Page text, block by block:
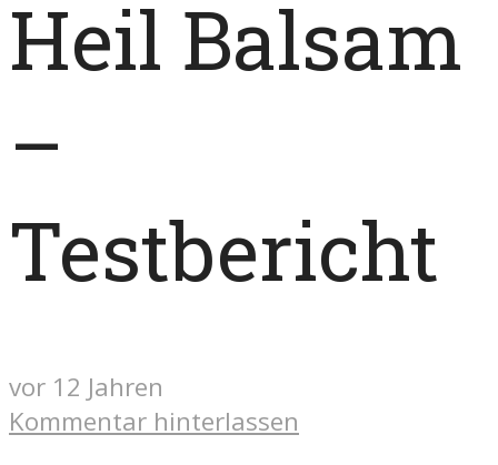
Heil Balsam
–
Testbericht
vor 12 Jahren
Kommentar hinterlassen